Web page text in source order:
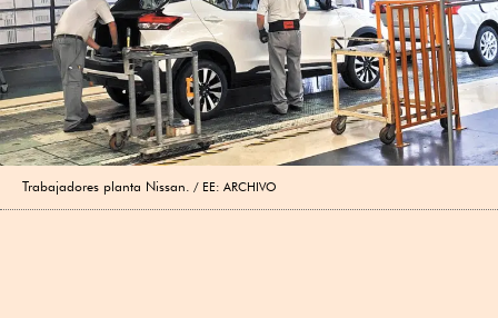
Trabajadores planta Nissan. EE: ARCHIVO